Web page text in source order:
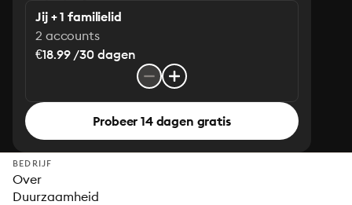
Jij + 1 familielid
2 accounts
€18.99 /30 dagen
Probeer 14 dagen gratis
BEDRIJF
Over
Duurzaamheid